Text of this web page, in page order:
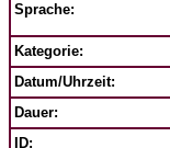
Sprache:
Kategorie:
Datum/Uhrzeit:
Dauer:
ID: